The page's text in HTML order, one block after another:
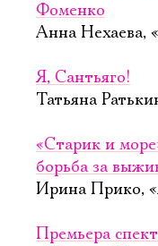
Фоменко
Анна Нехаева,
Я, Сантьяго!
Татьяна
«Старик и
борьба за
Ирина Прико,
Премьера